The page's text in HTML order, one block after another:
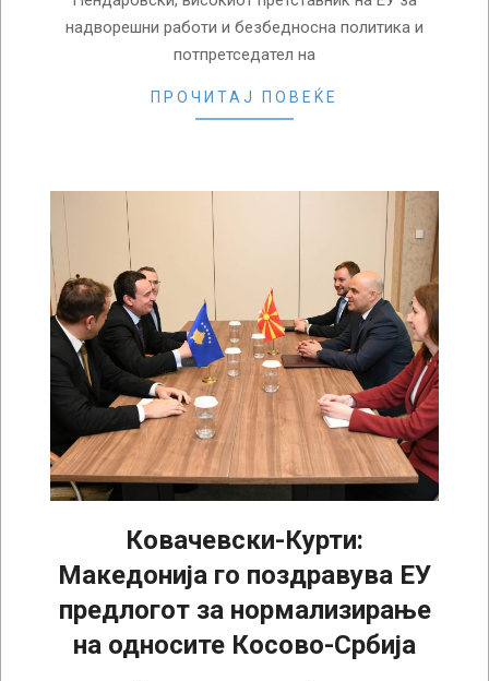
надворешни работи и безбедносна политика и
потпретседател на
ПРОЧИТАЈ ПОВЕЌЕ
Ковачевски-Курти:
Македонија го поздравува ЕУ
предлогот за нормализирање
на односите Косово-Србија